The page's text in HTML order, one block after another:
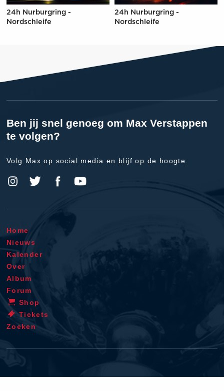
24h Nurburgring -
Nordschleife
24h Nurburgring -
Nordschleife
Ben jij snel genoeg om Max Verstappen
te volgen?
Volg Max op social media en blijf op de hoogte.
Home
Nieuws
Kalender
Over
Album
Forum
Shop
Tickets
Zoeken